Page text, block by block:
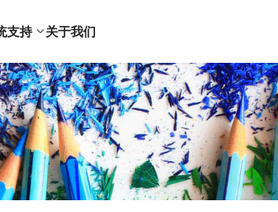
支持 关于我们